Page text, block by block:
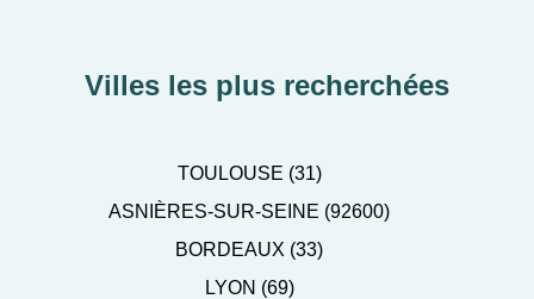
Villes les plus recherchées
TOULOUSE (31)
ASNIÈRES-SUR-SEINE (92600)
BORDEAUX (33)
LYON (69)